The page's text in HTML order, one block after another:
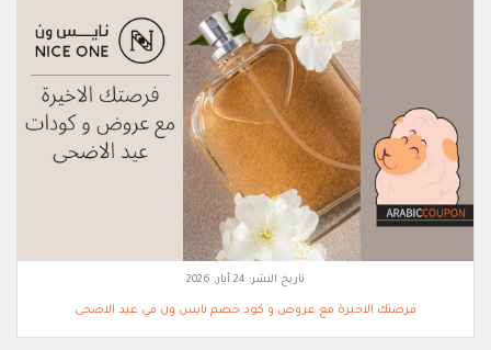
تاريخ النشر: 24 أيار, 2026
فرصتك الاخيرة مع عروض و كود خصم نايس ون في عيد الاضحى